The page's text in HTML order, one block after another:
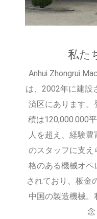
私た
Anhui Zhongrui
は、2002年に建設
済区にあります。
積は120,000.000
人を超え、経験
のスタッフに支え
格のある機械オペ
されており、板金
中国の製造機械
念